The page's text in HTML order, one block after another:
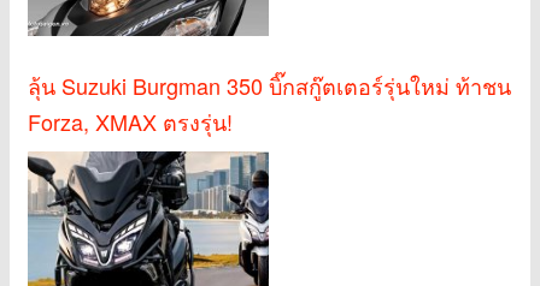
ลุ้น Suzuki Burgman 350 บิ๊กสกู๊ตเตอร์รุ่นใหม่ ท้าชน
Forza, XMAX ตรงรุ่น!